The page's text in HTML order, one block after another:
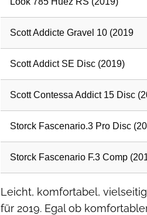
Leicht, komfortabel,
für 2019. Egal ob